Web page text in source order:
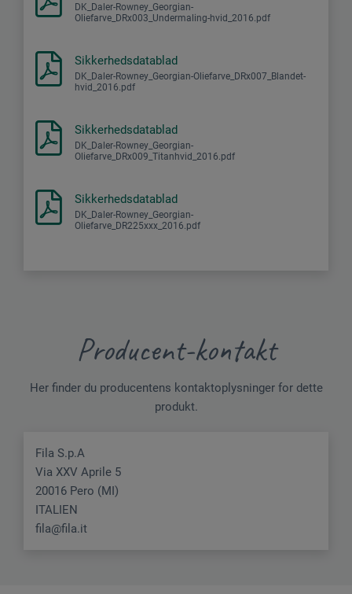
DK_Daler-Rowney_Georgian-
Oliefarve_DRx003_Undermaling-hvid_2016.pdf
Sikkerhedsdatablad
DK_Daler-Rowney_Georgian-Oliefarve_DRx007_Blandet-
hvid_2016.pdf
Sikkerhedsdatablad
DK_Daler-Rowney_Georgian-
Oliefarve_DRx009_Titanhvid_2016.pdf
Sikkerhedsdatablad
DK_Daler-Rowney_Georgian-
Oliefarve_DR225xxx_2016.pdf
Producent-kontakt
Her finder du producentens kontaktoplysninger for dette
produkt.
Fila S.p.A
Via XXV Aprile 5
20016 Pero (MI)
ITALIEN
fila@fila.it